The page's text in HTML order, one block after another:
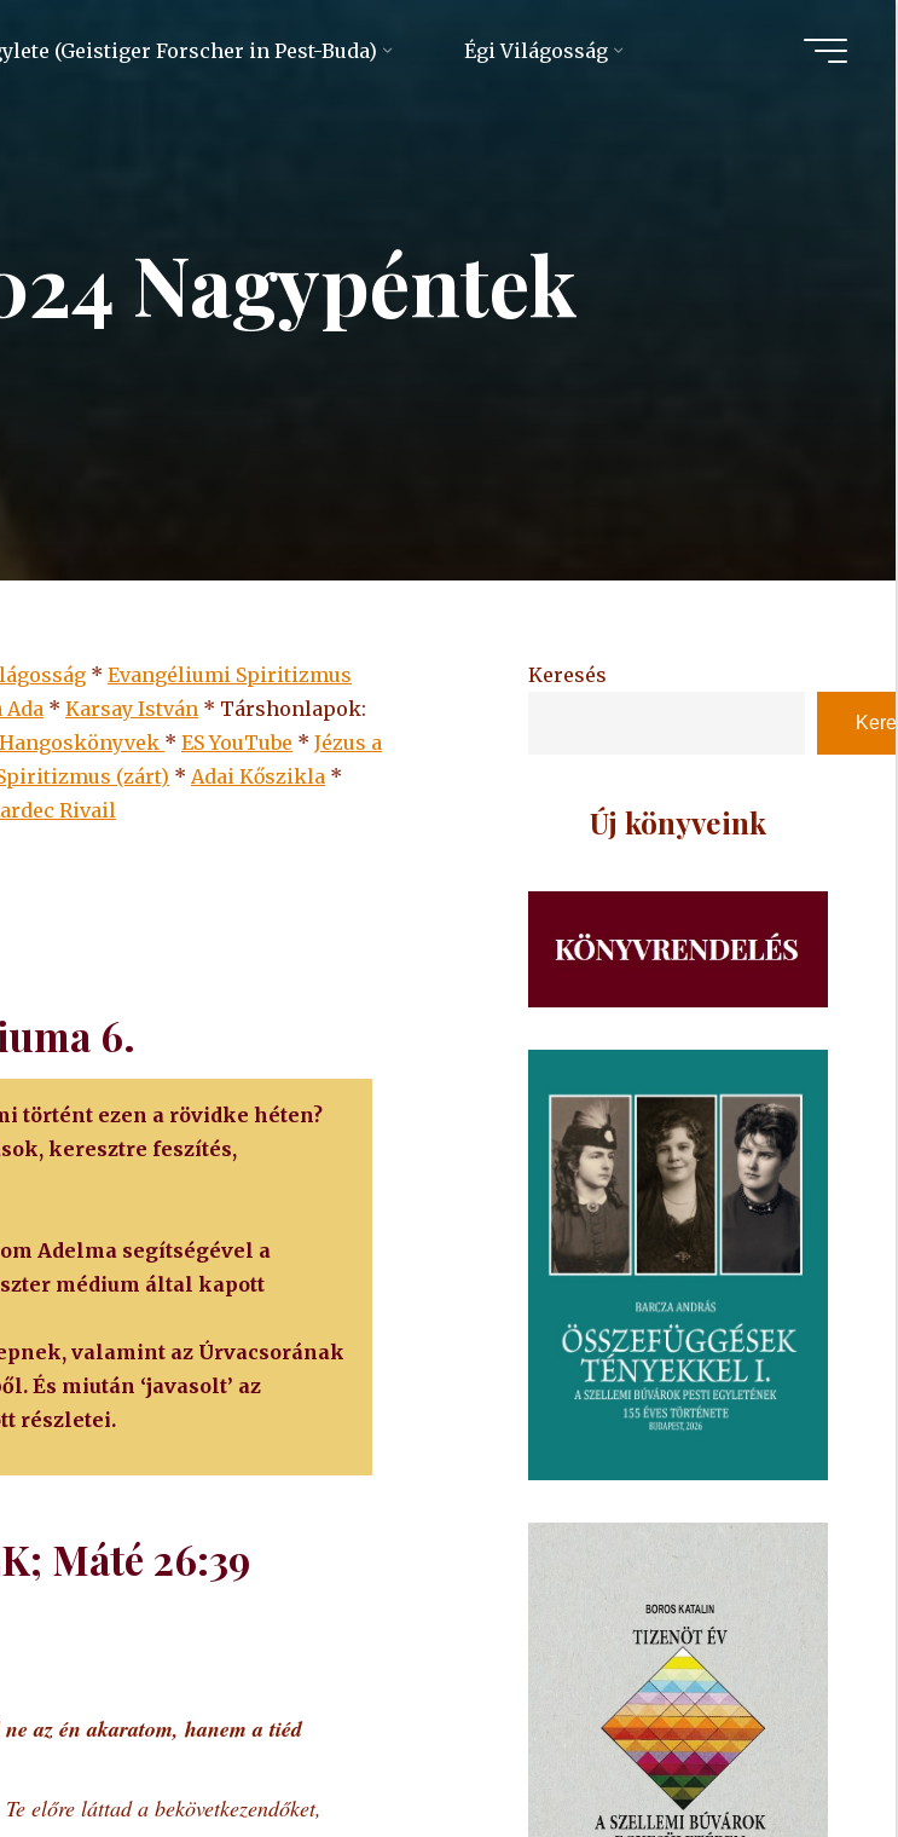
(Geistiger Forscher in Pest-Buda) Égi Világosság
Nagypéntek
* Evangéliumi Spiritizmus
Ada * Karsay István * Társhonlapok:
Hangoskönyvek * ESYouTube * Jézus a
(zárt) * Adai Kőszikla *
Rivail
6.
történt ezen a rövidke héten?
keresztre feszítés,
Adelma segítségével a
médium által kapott
valamint az Úrvacsorának
És miután ‘javasolt’ az
részletei.
Máté 26:39
az én akaratom, hanem a tiéd
előre láttad a bekövetkezendőket,
Keresés
Új könyveink